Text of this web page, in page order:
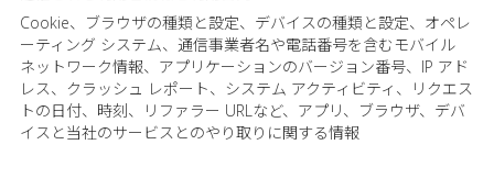
Cookie、ブラウザの種類と設定、デバイスの種類と設定、オペレ
ーティング システム、通信事業者名や電話番号を含むモバイル
ネットワーク情報、アプリケーションのバージョン番号、IP アド
レス、クラッシュ レポート、システム アクティビティ、リクエス
トの日付、時刻、リファラー URLなど、アプリ、ブラウザ、デバ
イスと当社のサービスとのやり取りに関する情報